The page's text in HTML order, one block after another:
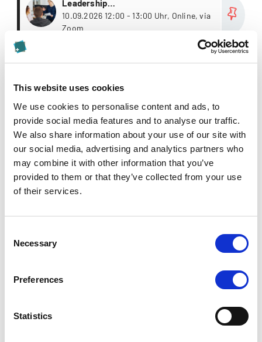
This website uses cookies
We use cookies to personalise content and ads, to
provide social media features and to analyse our traffic.
We also share information about your use of our site with
our social media, advertising and analytics partners who
may combine it with other information that you’ve
provided to them or that they’ve collected from your use
of their services.
Selection
Necessary
Preferences
Statistics
Leadership
Weiterbildungsstudiengänge
10.09.2026 12:00 - 13:00 Uhr, Online, via
Zoom
Show all Leadership information events
Individuals Leadership (105)
Prof. Elena Pintarelli
Leitung Leistungsbereich
Weiterbildung und Dienstleistungen
Dr. Valentin Ade
Promotion in Psychologie, Studium
in Management und Internationalen
Beziehungen